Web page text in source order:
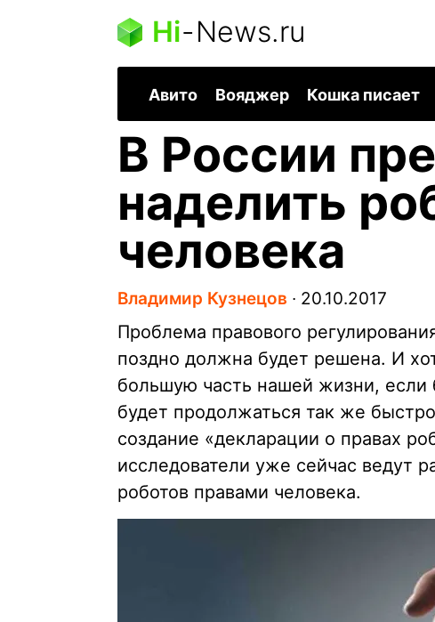
Hi-News.ru
Авито Вояджер Кошка писает
В России
наделить
человека
Владимир Кузнецов ∙ 20.10.2017
Проблема правового
поздно должна будет решена. И
большую часть нашей жизни, если
будет продолжаться так же
создание «декларации о правах
исследователи уже сейчас ведут
роботов правами человека.